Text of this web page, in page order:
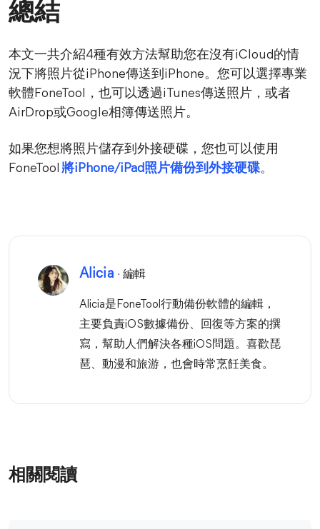
總結
本文一共介紹4種有效方法幫助您在沒有iCloud的情
況下將照片從iPhone傳送到iPhone。您可以選擇專業
軟體FoneTool，也可以透過iTunes傳送照片，或者
AirDrop或Google相簿傳送照片。
如果您想將照片儲存到外接硬碟，您也可以使用
FoneTool 將iPhone/iPad照片備份到外接硬碟。
Alicia · 編輯
Alicia是FoneTool行動備份軟體的編輯，
主要負責iOS數據備份、回復等方案的撰
寫，幫助人們解決各種iOS問題。喜歡琵
琶、動漫和旅游，也會時常烹飪美食。
相關閱讀